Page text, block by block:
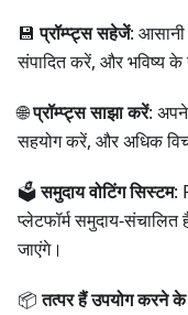
💾प्रॉम्प्ट्स सहेजें: आसानी
संपादित करें, और भविष्य
🌐प्रॉम्प्ट्स साझा करें: अपने
सहयोग करें, और अधिक
🗳️समुदाय वोटिंग सिस्टम:
प्लेटफॉर्म समुदाय-
जाएंगे।
📦तत्पर हैं उपयोग करने के